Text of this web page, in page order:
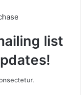
list